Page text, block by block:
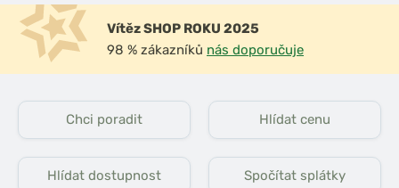
Vítěz SHOP ROKU 2025
98 % zákazníků nás doporučuje
Chci poradit Hlídat cenu
Hlídat dostupnost Spočítat splátky